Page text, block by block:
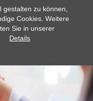
760-0
gestalten zu können,
Cookies. Weitere
Sie in unserer
Details